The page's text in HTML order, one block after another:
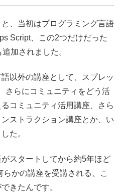
、当初はプログラミング言語
Script、この2つだけだった
加されました。
以外の講座として、スプレッ
さらにコミュニティをどう活
コミュニティ活用講座、さら
ストラクション講座とか、い
た。
スタートしてから約5年ほど
かの講座を受講される、こ
きたんです。